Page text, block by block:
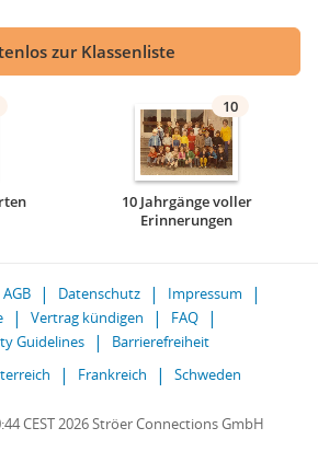
zur Klassenliste
10
10 Jahrgänge voller
Erinnerungen
AGB Datenschutz
Impressum
Vertrag kündigen
FAQ
Guidelines
Barrierefreiheit
Frankreich Schweden
CEST 2026 Ströer Connections GmbH